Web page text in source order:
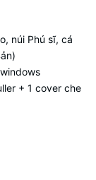
núi Phú sĩ, cá
+ 1 cover che